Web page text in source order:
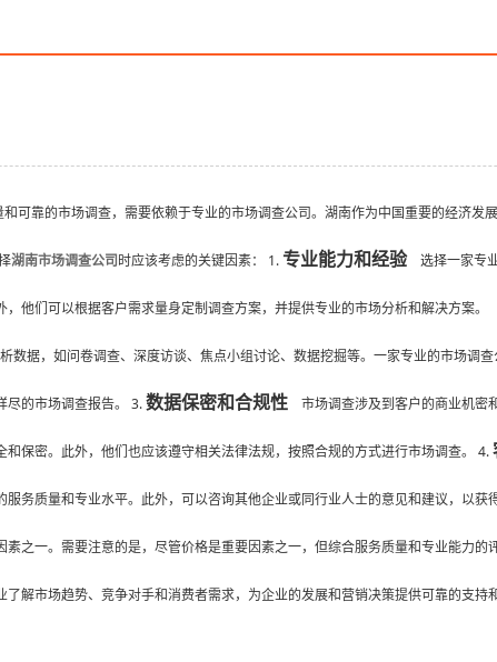
可靠的市场调查，需要依赖于专业的市场调查公司。湖南作为中国重要的经济
湖南市场调查公司时应该考虑的关键因素： 1. 专业能力和经验选择一家专业
他们可以根据客户需求量身定制调查方案，并提供专业的市场分析和解决方案。
数据，如问卷调查、深度访谈、焦点小组讨论、数据挖掘等。一家专业的市场调
尽的市场调查报告。 3.数据保密和合规性 市场调查涉及到客户的商业机密
保密。此外，他们也应该遵守相关法律法规，按照合规的方式进行市场调查。 4.
务质量和专业水平。此外，可以咨询其他企业或同行业人士的意见和建议，以获
之一。需要注意的是，尽管价格是重要因素之一，但综合服务质量和专业能力
了解市场趋势、竞争对手和消费者需求，为企业的发展和营销决策提供可靠的支